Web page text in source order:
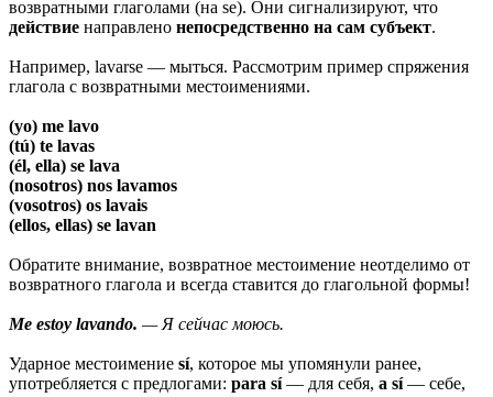
возвратными глаголами (на se). Они сигнализируют, что
действие направлено непосредственно на сам субъект.
Например, lavarse — мыться. Рассмотрим пример спряжения
глагола с возвратными местоимениями.
(yo) me lavo
(tú) te lavas
(él, ella) se lava
(nosotros) nos lavamos
(vosotros) os lavais
(ellos, ellas) se lavan
Обратите внимание, возвратное местоимение неотделимо от
возвратного глагола и всегда ставится до глагольной формы!
Me estoy lavando. — Я сейчас моюсь.
Ударное местоимение sí, которое мы упомянули ранее,
употребляется с предлогами: para sí— для себя, a sí— себе,